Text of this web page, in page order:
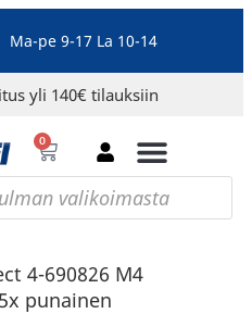
Ma-pe 9-17 La 10-14
yli 140€ tilauksiin
0
4-690826 M4
punainen